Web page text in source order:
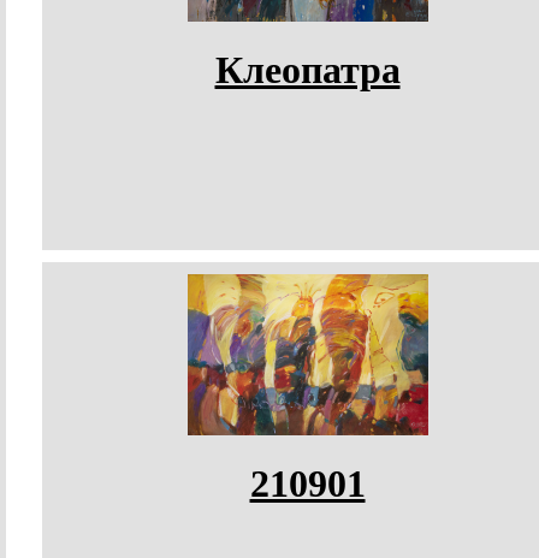
Клеопатра
210901